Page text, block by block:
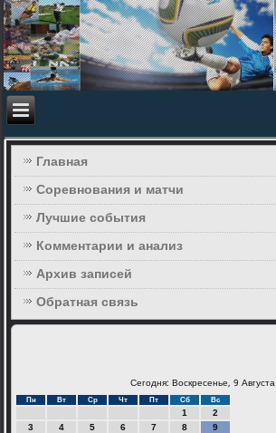
Главная
Соревнования и матчи
Лучшие события
Комментарии и анализ
Архив записей
Обратная связь
Сегодня: Воскресенье, 9 Августа
Пн Вт Ср Чт Пт Сб Вс
1
2
3
4 5 6 7 8
9